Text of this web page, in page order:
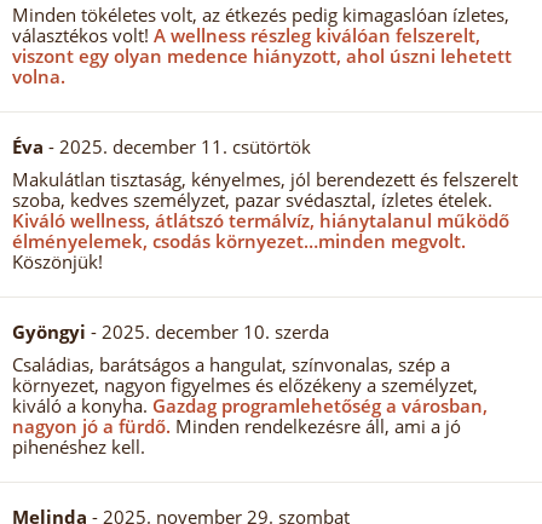
Minden tökéletes volt, az étkezés pedig kimagaslóan ízletes,
választékos volt! A wellness részleg kiválóan felszerelt,
viszont egy olyan medence hiányzott, ahol úszni lehetett
volna.
Éva - 2025. december 11. csütörtök
Makulátlan tisztaság, kényelmes, jól berendezett és felszerelt
szoba, kedves személyzet, pazar svédasztal, ízletes ételek.
Kiváló wellness, átlátszó termálvíz, hiánytalanul működő
élményelemek, csodás környezet…minden megvolt.
Köszönjük!
Gyöngyi - 2025. december 10. szerda
Családias, barátságos a hangulat, színvonalas, szép a
környezet, nagyon figyelmes és előzékeny a személyzet,
kiváló a konyha. Gazdag programlehetőség a városban,
nagyon jó a fürdő. Minden rendelkezésre áll, ami a jó
pihenéshez kell.
Melinda - 2025. november 29. szombat